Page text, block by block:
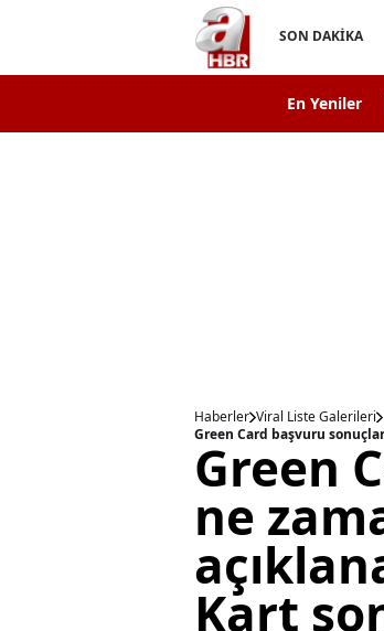
SON DAKİKA
En Yeniler
Haberler Viral Liste Galerileri
Green Card başvuru
Green
ne
Kart